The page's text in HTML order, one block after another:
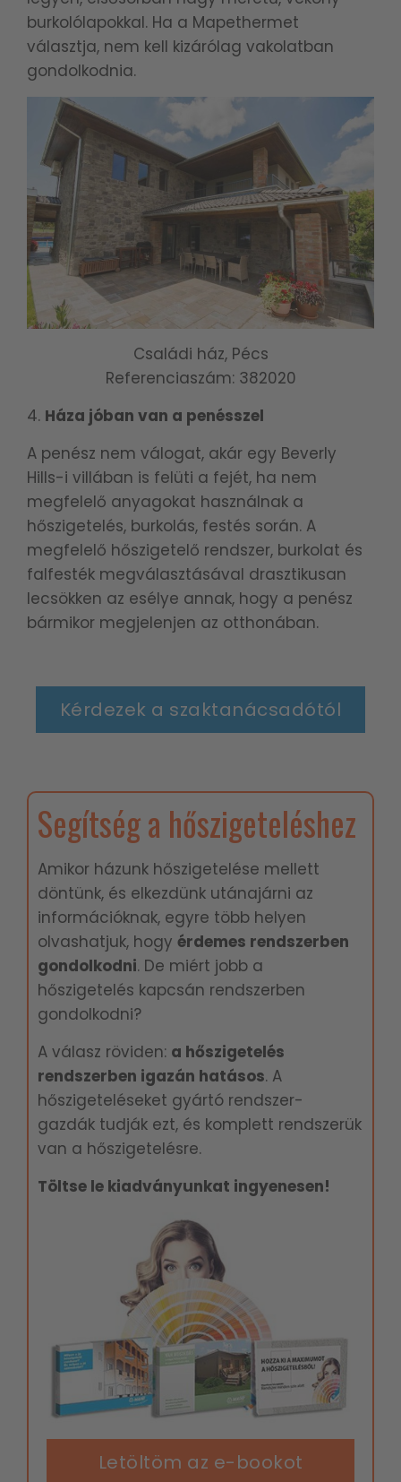
burkolólapokkal. Ha a Mapethermet
választja, nem kell kizárólag vakolatban
gondolkodnia.
Családi ház, Pécs
Referenciaszám: 382020
Háza jóban van a penésszel
A penész nem válogat, akár egy Beverly
Hills-i villában is felüti a fejét, ha nem
megfelelő anyagokat használnak a
hőszigetelés, burkolás, festés során. A
megfelelő hőszigetelő rendszer, burkolat és
falfesték megválasztásával drasztikusan
lecsökken az esélye annak, hogy a penész
bármikor megjelenjen az otthonában.
Kérdezek a szaktanácsadótól
Segítség a hőszigeteléshez
Amikor házunk hőszigetelése mellett
döntünk, és elkezdünk utánajárni az
információknak, egyre több helyen
olvashatjuk, hogy érdemes rendszerben
gondolkodni. De miért jobb a
hőszigetelés kapcsán rendszerben
gondolkodni?
A válasz röviden: a hőszigetelés
rendszerben igazán hatásos. A
hőszigeteléseket gyártó rendszer-
gazdák tudják ezt, és komplett rendszerük
van a hőszigetelésre.
Töltse le kiadványunkat ingyenesen!
Letöltöm az e-bookot